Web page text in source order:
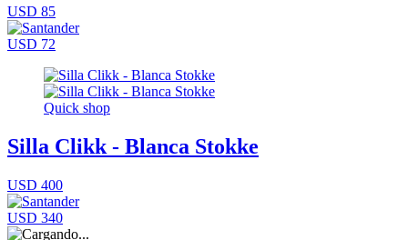
USD 85
USD 72
Quick shop
Silla Clikk - Blanca Stokke
USD 400
USD 340